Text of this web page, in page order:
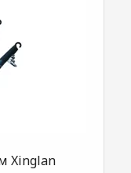
Xinglan